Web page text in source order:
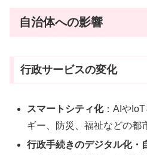
自治体への影響
行政サービスの変化
スマートシティ化：AIや
ギー、防災、福祉などの都
行政手続きのデジタル化・